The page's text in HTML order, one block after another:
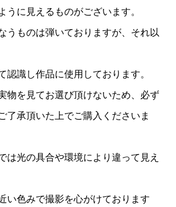
うに見えるものがございます。
うものは弾いておりますが、それ以
認識し作品に使用しております。
物を見てお選び頂けないため、必ず
了承頂いた上でご購入くださいま
は光の具合や環境により違って見え
い色みで撮影を心がけております